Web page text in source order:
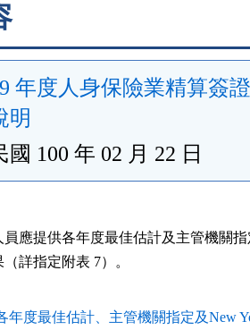
年度人身保險業精算簽
明
國 100 年 02 月 22 日
員應提供各年度最佳估計及主管機關
（詳指定附表 7）。
年度最佳估計、主管機關指定及New